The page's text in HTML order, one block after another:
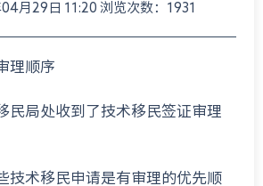
月29日 11:20 浏览次数：1931
理顺序
民局处收到了技术移民签证审理
技术移民申请是有审理的优先顺